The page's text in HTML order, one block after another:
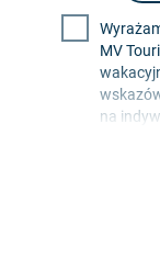
MV
na
ocenę